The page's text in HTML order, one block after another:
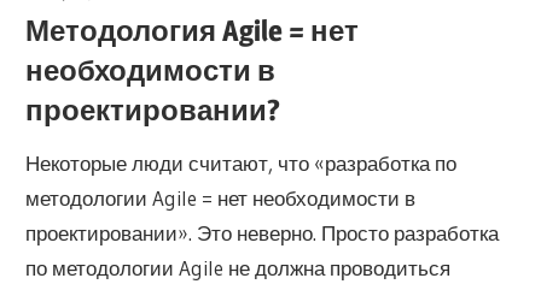
Agile
and
More
Методология Agile = нет
необходимости в
проектировании?
Некоторые люди считают, что «разработка по
методологии Agile = нет необходимости в
проектировании». Это неверно. Просто разработка
по методологии Agile не должна проводиться